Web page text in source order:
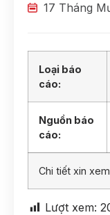
17 Tháng
Loại báo
cáo:
Nguồn báo
cáo:
Chi tiết xin
Lượt xem: